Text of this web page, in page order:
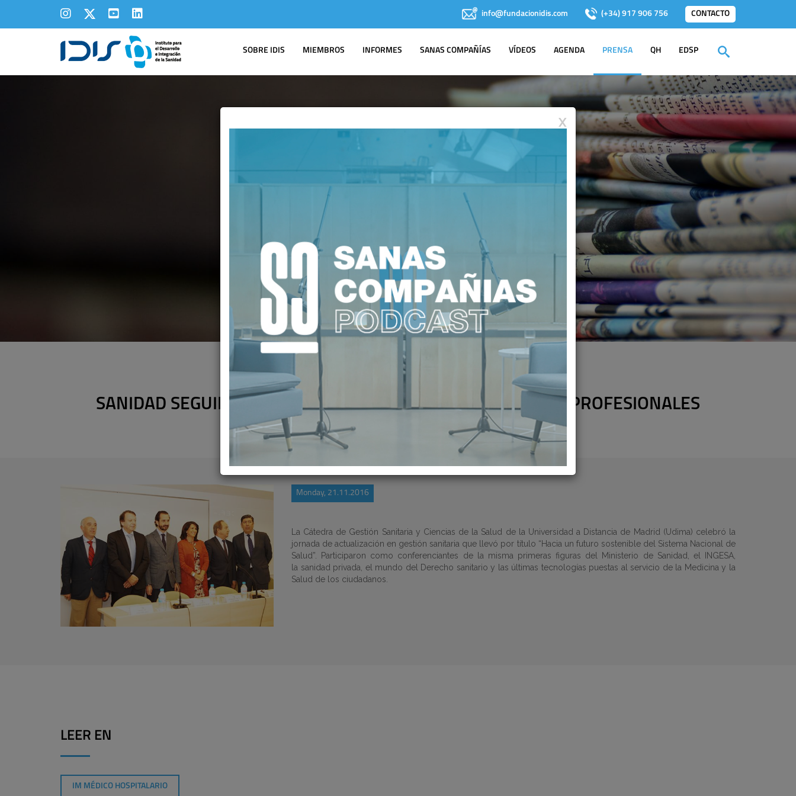
info@fundacionidis.com (+34) 917 906 756 CONTACTO
SOBRE IDIS MIEMBROS INFORMES SANAS COMPAÑÍAS VÍDEOS AGENDA PRENSA QH EDSP
IDIS EN LOS MEDIOS
SANIDAD SEGUIRÁ APOSTANDO POR LA EVALUACIÓN DE LOS PROFESIONALES
Monday, 21.11.2016
La Cátedra de Gestión Sanitaria y Ciencias de la Salud de la Universidad a Distancia de Madrid (Udima) celebró la
jornada de actualización en gestión sanitaria que llevó por título “Hacia un futuro sostenible del Sistema Nacional de
Salud”. Participaron como conferenciantes de la misma primeras figuras del Ministerio de Sanidad, el INGESA,
la sanidad privada, el mundo del Derecho sanitario y las últimas tecnologías puestas al servicio de la Medicina y la
Salud de los ciudadanos.
LEER EN
IM MÉDICO HOSPITALARIO
X